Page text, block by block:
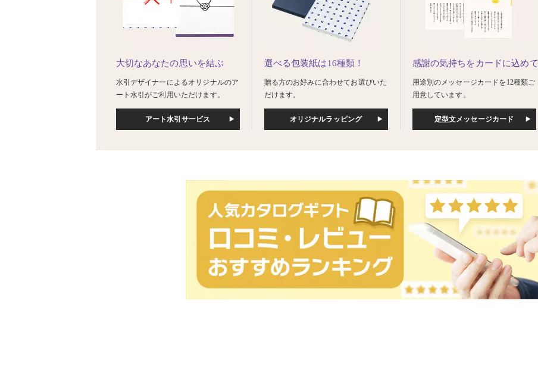
大切なあなたの思いを結ぶ
水引デザイナーによるオリジナルのア
ート水引がご利用いただけます。
アート水引サービス
選べる包装紙は16種類！
贈る方のお好みに合わせてお選びいた
だけます。
オリジナルラッピング
感謝の気持ちをカードに込めて
用途別のメッセージカードを12種類ご
用意しています。
定型文メッセージカード